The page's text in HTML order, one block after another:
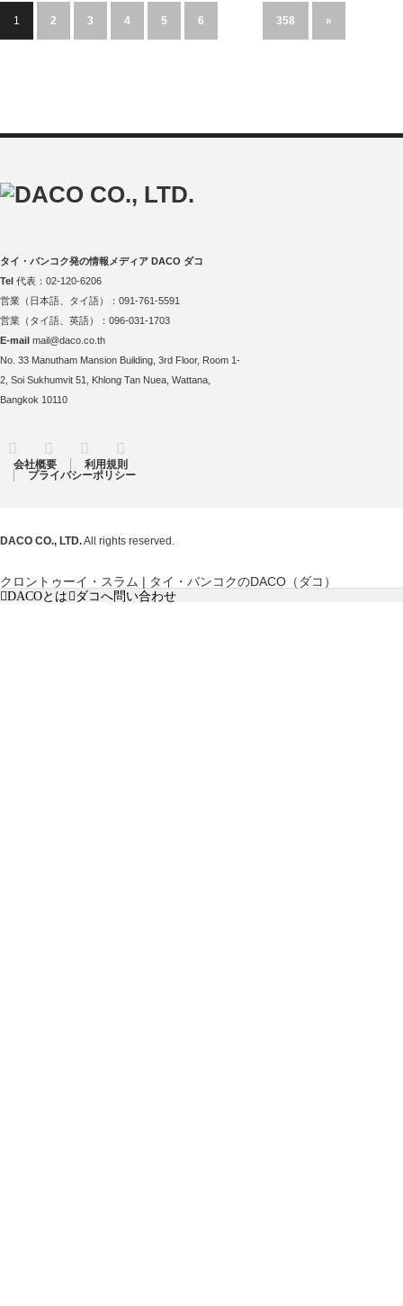
1 2 3 4 5 6 358 »
タイ・バンコク発の情報メディア DACO ダコ
Tel 代表：02-120-6206
営業（日本語、タイ語）：091-761-5591
営業（タイ語、英語）：096-031-1703
E-mail mail@daco.co.th
No. 33 Manutham Mansion Building, 3rd Floor, Room 1-
2, Soi Sukhumvit 51, Khlong Tan Nuea, Wattana,
Bangkok 10110
Twitter FacebookInstagram
会社概要
利用規則
プライバシーポリシー
DACO CO., LTD.All rights reserved.
クロントゥーイ・スラム | タイ・バンコクのDACO（ダコ）
DACOとは ダコへ問い合わせ